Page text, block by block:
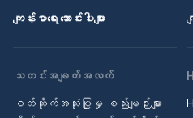
ကျန်းမာရေး ဆောင်းပါးများ
သတင်းအချက်အလက်
ဝဘ်ဆိုက်အသုံးပြုမှု စည်းမျဉ်းများ